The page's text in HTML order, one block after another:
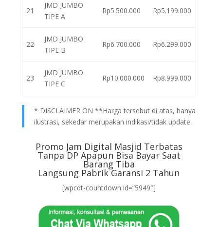
21
JMD JUMBO
TIPE A
Rp5.500.000 Rp5.199.000
22
JMD JUMBO
TIPE B
Rp6.700.000 Rp6.299.000
23
JMD JUMBO
TIPE C
Rp10.000.000 Rp8.999.000
* DISCLAIMER ON **Harga tersebut di atas, hanya
ilustrasi, sekedar merupakan indikasi/tidak update.
Promo Jam Digital Masjid Terbatas
Tanpa DP Apapun Bisa Bayar Saat
Barang Tiba
Langsung Pabrik Garansi 2 Tahun
[wpcdt-countdown id=”5949″]